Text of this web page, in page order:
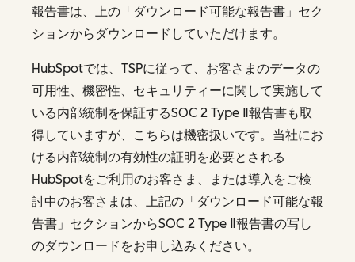
報告書は、上の「ダウンロード可能な報告書」セク
ションからダウンロードしていただけます。
HubSpotでは、TSPに従って、お客さまのデータの
可用性、機密性、セキュリティーに関して実施して
いる内部統制を保証するSOC 2 Type Ⅱ報告書も取
得していますが、こちらは機密扱いです。当社にお
ける内部統制の有効性の証明を必要とされる
HubSpotをご利用のお客さま、または導入をご検
討中のお客さまは、上記の「ダウンロード可能な報
告書」セクションからSOC 2 Type Ⅱ報告書の写し
のダウンロードをお申し込みください。